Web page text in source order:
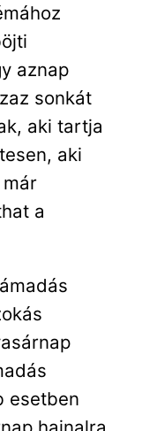
aznap
sonkát
aki tartja
aki
a
esetben